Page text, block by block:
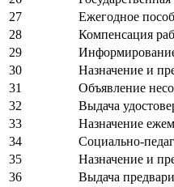
27
Ежегодное
28
Компенсация
29
30
Назначение и
31
Объявление
32
Выдача
33
Назначение
34
Социально-
35
Назначение и
36
Выдача